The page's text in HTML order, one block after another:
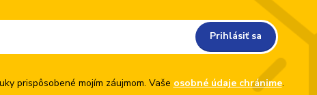
Prihlásiť sa
prispôsobené mojím záujmom. Vaše osobné údaje chránime.